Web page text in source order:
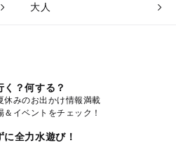
大人
く？何する？
休みのお出かけ情報満載
＆イベントをチェック！
全力水遊び！